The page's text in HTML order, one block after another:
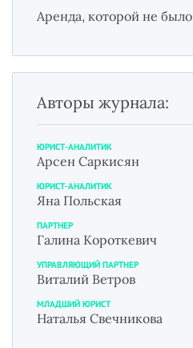
Аренда, которой не было
Авторы журнала:
ЮРИСТ-АНАЛИТИК
Арсен Саркисян
ЮРИСТ-АНАЛИТИК
Яна Польская
ПАРТНЕР
Галина Короткевич
УПРАВЛЯЮЩИЙ ПАРТНЕР
Виталий Ветров
МЛАДШИЙ ЮРИСТ
Наталья Свечникова